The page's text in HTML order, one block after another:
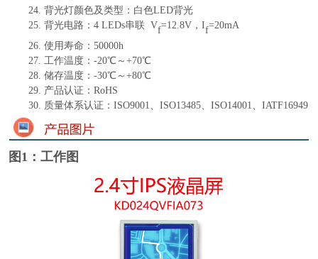
24. 背光灯颜色及类型 ： 白色LED背光
25. 背光电路： 4 LEDs串联 Vf=12.8V， If=20mA
26. 使用寿命： 50000h
27. 工作温度： -20℃～+70℃
28. 储存温度： -30℃～+80℃
29. 产品认证： RoHS
30.
质量体系认证： ISO9001、ISO13485、ISO14001、IATF16949
图1：工作图